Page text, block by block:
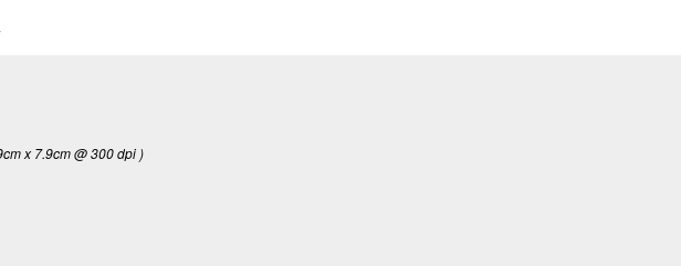
x 7.9cm @ 300 dpi )